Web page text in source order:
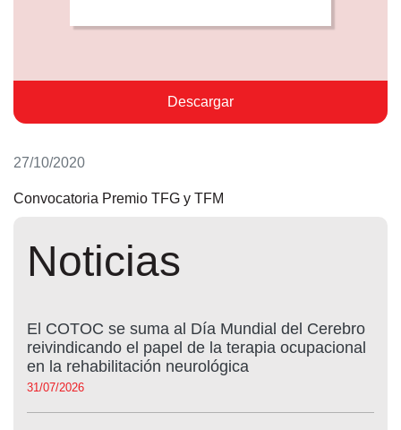
Descargar
27/10/2020
Convocatoria Premio TFG y TFM
Noticias
El COTOC se suma al Día Mundial del Cerebro
reivindicando el papel de la terapia ocupacional
en la rehabilitación neurológica
31/07/2026